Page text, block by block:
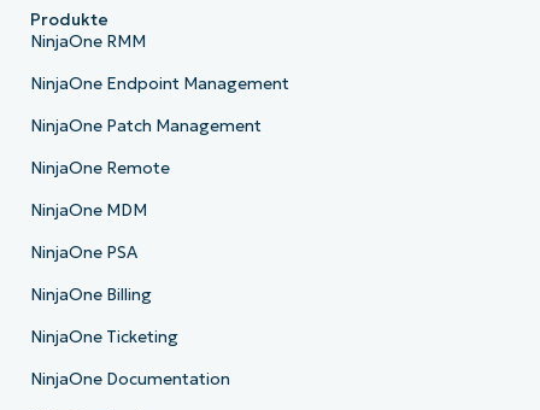
Produkte
NinjaOne RMM
NinjaOne Endpoint Management
NinjaOne Patch Management
NinjaOne Remote
NinjaOne MDM
NinjaOne PSA
NinjaOne Billing
NinjaOne Ticketing
NinjaOne Documentation